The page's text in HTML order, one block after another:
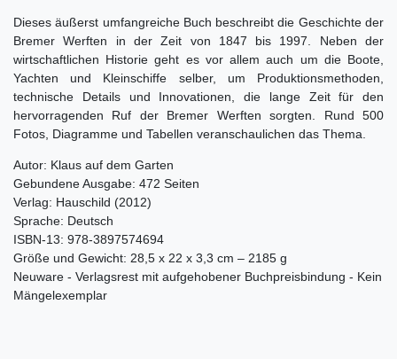
Dieses äußerst umfangreiche Buch beschreibt die Geschichte der
Bremer Werften in der Zeit von 1847 bis 1997. Neben der
wirtschaftlichen Historie geht es vor allem auch um die Boote,
Yachten und Kleinschiffe selber, um Produktionsmethoden,
technische Details und Innovationen, die lange Zeit für den
hervorragenden Ruf der Bremer Werften sorgten. Rund 500
Fotos, Diagramme und Tabellen veranschaulichen das Thema.
Autor: Klaus auf dem Garten
Gebundene Ausgabe: 472 Seiten
Verlag: Hauschild (2012)
Sprache: Deutsch
ISBN-13: 978-3897574694
Größe und Gewicht: 28,5 x 22 x 3,3 cm – 2185 g
Neuware - Verlagsrest mit aufgehobener Buchpreisbindung - Kein
Mängelexemplar